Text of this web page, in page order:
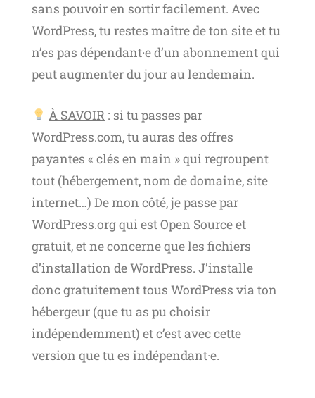
sans pouvoir en sortir facilement. Avec
WordPress, tu restes maître de ton site et tu
n’es pas dépendant·e d’un abonnement qui
peut augmenter du jour au lendemain.
À SAVOIR : si tu passes par
WordPress.com, tu auras des offres
payantes « clés en main » qui regroupent
tout (hébergement, nom de domaine, site
internet…) De mon côté, je passe par
WordPress.org qui est Open Source et
gratuit, et ne concerne que les fichiers
d’installation de WordPress. J’installe
donc gratuitement tous WordPress via ton
hébergeur (que tu as pu choisir
indépendemment) et c’est avec cette
version que tu es indépendant·e.